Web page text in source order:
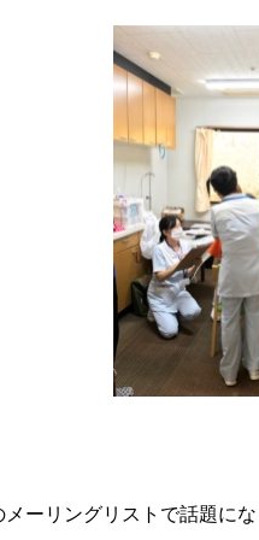
ーリングリストで話題にな